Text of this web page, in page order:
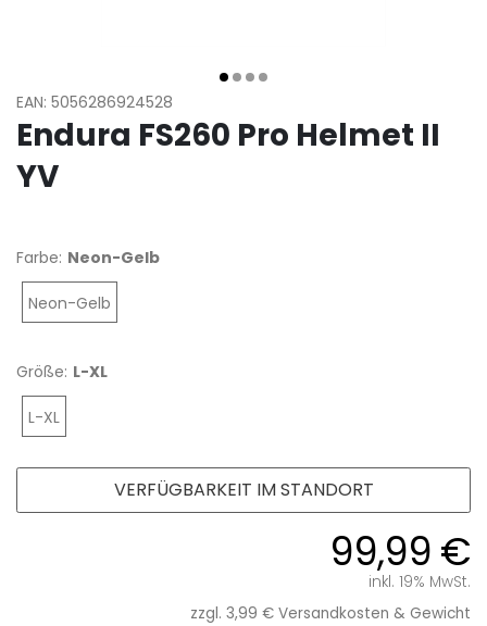
EAN: 5056286924528
Endura FS260 Pro Helmet II
YV
Farbe: Neon-Gelb
Neon-Gelb
Größe: L-XL
L-XL
99,99 €
inkl. 19% MwSt.
zzgl. 3,99 € Versandkosten & Gewicht
VERFÜGBARKEIT IM STANDORT